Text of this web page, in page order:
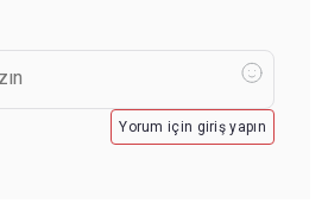
Yorum için giriş yapın